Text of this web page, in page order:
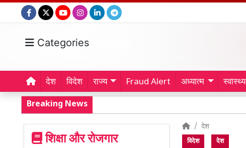
Categories
देश विदेश राज्य Fraud Alert अध्यात्म स्वास्थ्य
Breaking News
शिक्षा और रोजगार
देश
विदेश देश